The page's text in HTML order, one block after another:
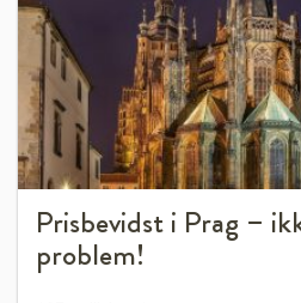
Prisbevidst i Prag –
problem!